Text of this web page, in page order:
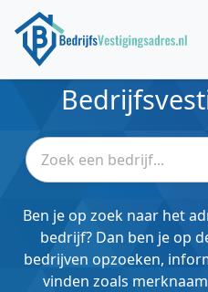
Ben je op zoek naar het
bedrijf? Dan ben je op
bedrijven opzoeken,
vinden zoals